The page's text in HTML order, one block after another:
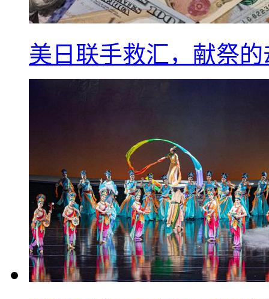
美日联手救汇，献祭